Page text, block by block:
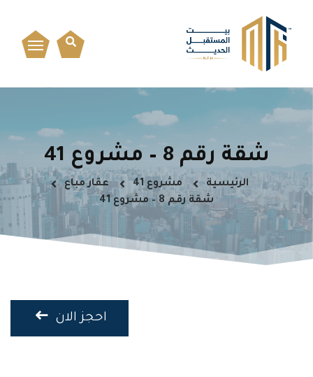
شقة رقم 8 – مشروع 41
الرئيسية مشروع 41
عقار مباع
شقة رقم 8 – مشروع 41
احجز الان